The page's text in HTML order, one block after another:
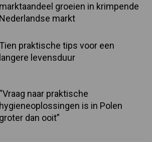
marktaandeel groeien in krimpende
Nederlandse markt
Tien praktische tips voor een
langere levensduur
“Vraag naar praktische
hygieneoplossingen is in Polen
groter dan ooit”